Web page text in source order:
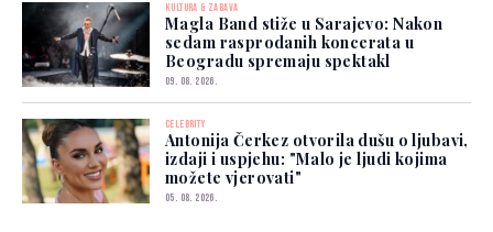
KULTURA & ZABAVA
Magla Band stiže u Sarajevo: Nakon
sedam rasprodanih koncerata u
Beogradu spremaju spektakl
09. 08. 2026.
CELEBRITY
Antonija Čerkez otvorila dušu o ljubavi,
izdaji i uspjehu: "Malo je ljudi kojima
možete vjerovati"
05. 08. 2026.